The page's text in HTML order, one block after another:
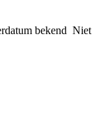
bekend Niet